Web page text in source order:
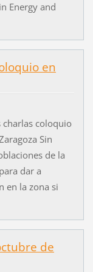
Energy and
en
coloquio
Sin
de la
dar a
en la zona si
de